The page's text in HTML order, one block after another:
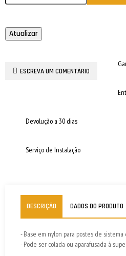
ESCREVA UM COMENTÁRIO
Devolução a 30 dias
Serviço de Instalação
DESCRIÇÃO DADOS DO PRODUTO
- Base em nylon para postes de
- Pode ser colada ou aparafusada à